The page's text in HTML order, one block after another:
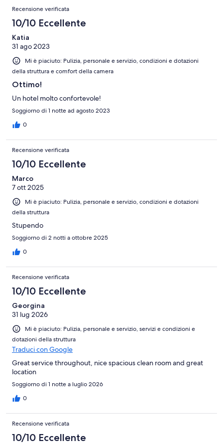
Recensione verificata
10/10 Eccellente
Katia
31 ago 2023
Mi è piaciuto: Pulizia, personale e servizio, condizioni e dotazioni
della struttura e comfort della camera
Ottimo!
Un hotel molto confortevole!
Soggiorno di 1 notte ad agosto 2023
0
Recensione verificata
10/10 Eccellente
Marco
7 ott 2025
Mi è piaciuto: Pulizia, personale e servizio, condizioni e dotazioni
della struttura
Stupendo
Soggiorno di 2 notti a ottobre 2025
0
Recensione verificata
10/10 Eccellente
Georgina
31 lug 2026
Mi è piaciuto: Pulizia, personale e servizio, servizi e condizioni e
dotazioni della struttura
Traduci con Google
Great service throughout, nice spacious clean room and great
location
Soggiorno di 1 notte a luglio 2026
0
Recensione verificata
10/10 Eccellente